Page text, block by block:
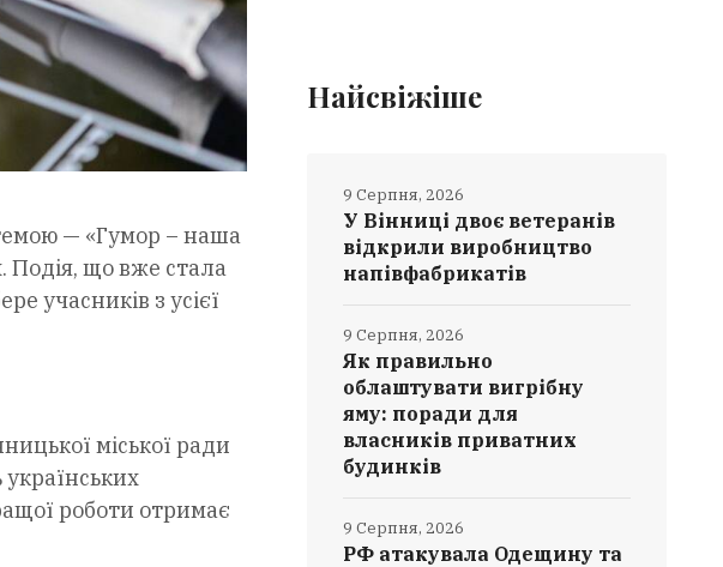
— «Гумор – наша
Подія, що вже стала
учасників з усієї
міської ради
роботи отримає
Найсвіжіше
У Вінниці двоє ветеранів
відкрили виробництво
напівфабрикатів
9 Серпня, 2026
Як правильно
облаштувати вигрібну
яму: поради для
власників приватних
будинків
9 Серпня, 2026
РФ атакувала Одещину та
9 Серпня, 2026